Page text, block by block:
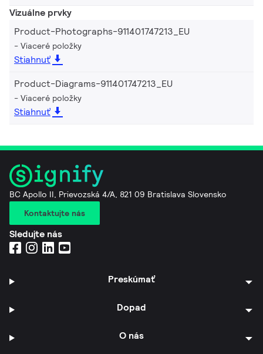
Vizuálne prvky
Product-Photographs-911401747213_EU
Viaceré položky
Stiahnuť
Product-Diagrams-911401747213_EU
Viaceré položky
Stiahnuť
BC Apollo II, Prievozská 4/A, 821 09 Bratislava Slovensko
Kontaktujte nás
Sledujte nás
Preskúmať
Dopad
O nás